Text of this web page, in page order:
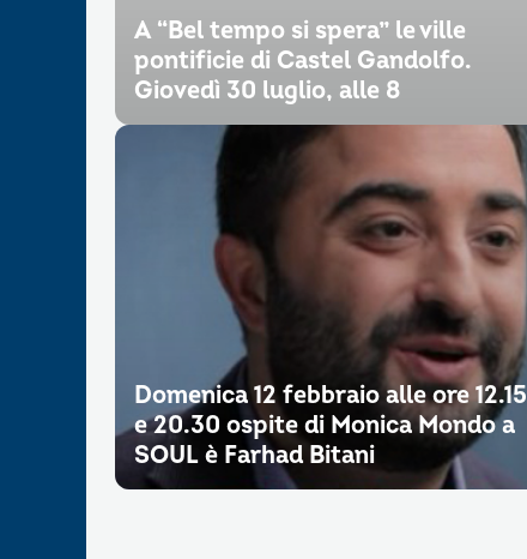
A “Bel tempo si spera” le ville
pontificie di Castel Gandolfo.
Giovedì 30 luglio, alle 8
Domenica 12 febbraio alle ore 12.15
e 20.30 ospite di Monica Mondo a
SOUL è Farhad Bitani